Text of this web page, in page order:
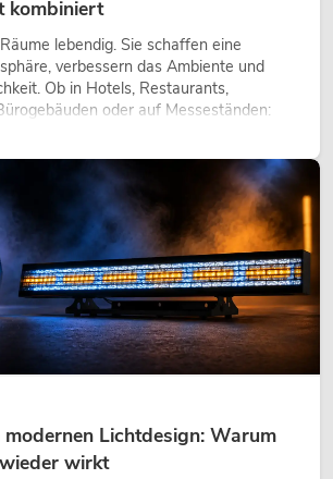
kombiniert
lebendig. Sie schaffen eine
verbessern das Ambiente und
Ob in Hotels, Restaurants,
oder auf Messeständen:
gehört heute längst zum
Lichtdesign: Warum
wirkt